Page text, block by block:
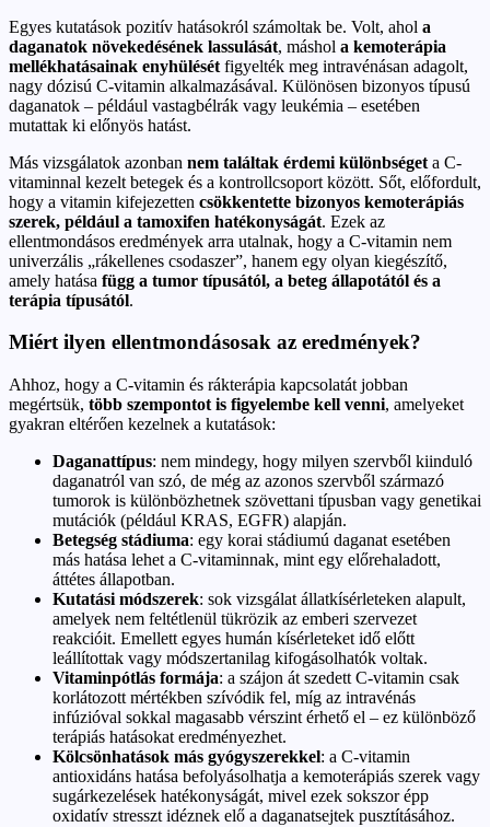
Egyes kutatások pozitív hatásokról számoltak be. Volt, ahol a
daganatok növekedésének lassulását, máshol a kemoterápia
mellékhatásainak enyhülését figyelték meg intravénásan adagolt,
nagy dózisú C-vitamin alkalmazásával. Különösen bizonyos típusú
daganatok – például vastagbélrák vagy leukémia – esetében
mutattak ki előnyös hatást.
Más vizsgálatok azonban nem találtak érdemi különbséget a C-
vitaminnal kezelt betegek és a kontrollcsoport között. Sőt, előfordult,
hogy a vitamin kifejezetten csökkentette bizonyos kemoterápiás
szerek, például a tamoxifen hatékonyságát. Ezek az
ellentmondásos eredmények arra utalnak, hogy a C-vitamin nem
univerzális „rákellenes csodaszer”, hanem egy olyan kiegészítő,
amely hatása függ a tumor típusától, a beteg állapotától és a
terápia típusától.
Miért ilyen ellentmondásosak az eredmények?
Ahhoz, hogy a C-vitamin és rákterápia kapcsolatát jobban
megértsük, több szempontot is figyelembe kell venni, amelyeket
gyakran eltérően kezelnek a kutatások:
Daganattípus: nem mindegy, hogy milyen szervből kiinduló
daganatról van szó, de még az azonos szervből származó
tumorok is különbözhetnek szövettani típusban vagy genetikai
mutációk (például KRAS, EGFR) alapján.
Betegség stádiuma: egy korai stádiumú daganat esetében
más hatása lehet a C-vitaminnak, mint egy előrehaladott,
áttétes állapotban.
Kutatási módszerek: sok vizsgálat állatkísérleteken alapult,
amelyek nem feltétlenül tükrözik az emberi szervezet
reakcióit. Emellett egyes humán kísérleteket idő előtt
leállítottak vagy módszertanilag kifogásolhatók voltak.
Vitaminpótlás formája: a szájon át szedett C-vitamin csak
korlátozott mértékben szívódik fel, míg az intravénás
infúzióval sokkal magasabb vérszint érhető el – ez különböző
terápiás hatásokat eredményezhet.
Kölcsönhatások más gyógyszerekkel: a C-vitamin
antioxidáns hatása befolyásolhatja a kemoterápiás szerek vagy
sugárkezelések hatékonyságát, mivel ezek sokszor épp
oxidatív stresszt idéznek elő a daganatsejtek pusztításához.